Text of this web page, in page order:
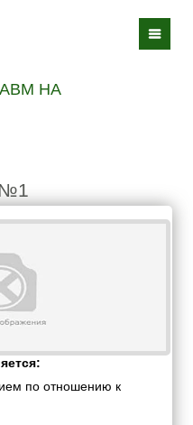
НА
№1
по отношению к